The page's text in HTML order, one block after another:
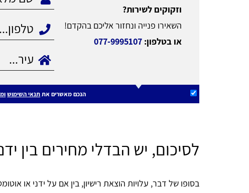
וזקוקים לשירות?
השאירו פנייה ונחזור אליכם בהקדם!
או בטלפון:077-9995107
הנכם מאשרים אתתנאי השימוש
לסיכום, יש הבדלי מחירים בין
בסופו של דבר, עלויות הוצאת רישיון, בין אם על ידני או